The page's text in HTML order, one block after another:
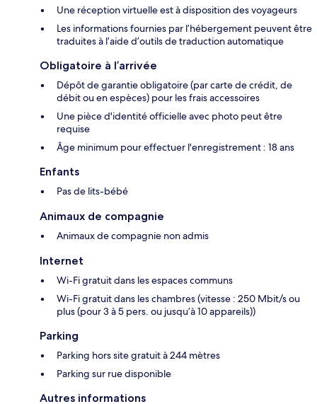
Une réception virtuelle est à disposition des voyageurs
Les informations fournies par l’hébergement peuvent être
traduites à l’aide d’outils de traduction automatique
Obligatoire à l’arrivée
Dépôt de garantie obligatoire (par carte de crédit, de
débit ou en espèces) pour les frais accessoires
Une pièce d'identité officielle avec photo peut être
requise
Âge minimum pour effectuer l'enregistrement : 18 ans
Enfants
Pas de lits-bébé
Animaux de compagnie
Animaux de compagnie non admis
Internet
Wi-Fi gratuit dans les espaces communs
Wi-Fi gratuit dans les chambres (vitesse : 250 Mbit/s ou
plus (pour 3 à 5 pers. ou jusqu’à 10 appareils))
Parking
Parking hors site gratuit à 244 mètres
Parking sur rue disponible
Autres informations